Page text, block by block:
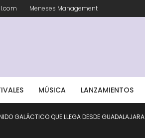
Meneses Management
MÚSICA LANZAMIENTOS
GALÁCTICO QUE LLEGA DESDE GUADALAJARA